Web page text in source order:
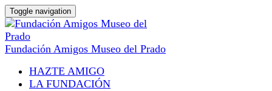
Toggle navigation
Fundación Amigos Museo del Prado
HAZTE AMIGO
LA FUNDACIÓN